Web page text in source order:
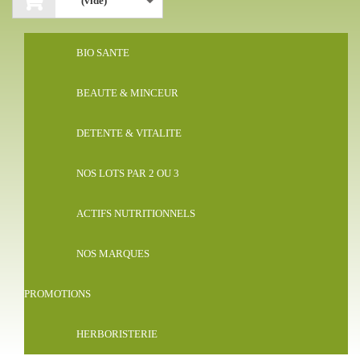
BIO SANTE
BEAUTE & MINCEUR
DETENTE & VITALITE
NOS LOTS PAR 2 OU 3
ACTIFS NUTRITIONNELS
NOS MARQUES
PROMOTIONS
HERBORISTERIE